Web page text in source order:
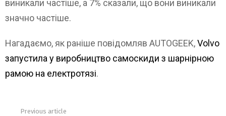
виникали частіше, а 7% сказали, що вони виникали
значно частіше.
Нагадаємо, як раніше повідомляв AUTOGEEK,Volvo
запустила у виробництво самоскиди з шарнірною
рамою на електротязі.
Previous article